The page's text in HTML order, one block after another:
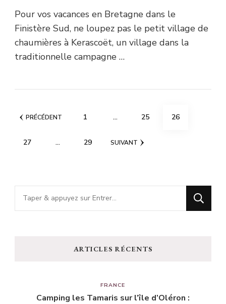
Pour vos vacances en Bretagne dans le
Finistère Sud, ne loupez pas le petit village de
chaumières à Kerascoët, un village dans la
traditionnelle campagne …
Pagination
publications
PRÉCÉDENT PAGE
1 … PAGE
25 PAGE
26
PAGE
27 … PAGE
29 SUIVANT
Vous
recherchiez
ARTICLES RÉCENTS
FRANCE
Camping les Tamaris sur l’île d’Oléron :